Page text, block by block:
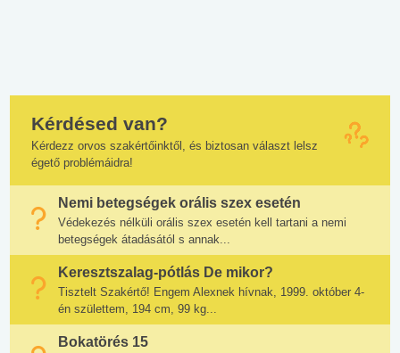
Kérdésed van?
Kérdezz orvos szakértőinktől, és biztosan választ lelsz
égető problémáidra!
Nemi betegségek orális szex esetén
Védekezés nélküli orális szex esetén kell tartani a nemi
betegségek átadásától s annak...
Keresztszalag-pótlás De mikor?
Tisztelt Szakértő! Engem Alexnek hívnak, 1999. október 4-
én születtem, 194 cm, 99 kg...
Bokatörés 15